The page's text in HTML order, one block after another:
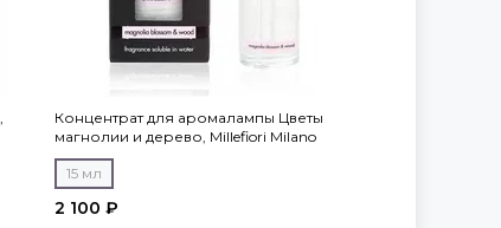
Концентрат для аромалампы Цветы
магнолии и дерево, Millefiori Milano
15 мл
2 100 ₽